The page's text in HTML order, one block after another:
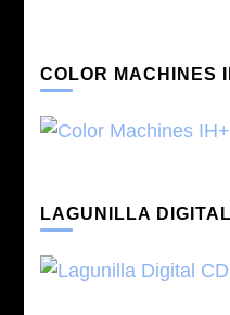
COLOR MACHINES
LAGUNILLA